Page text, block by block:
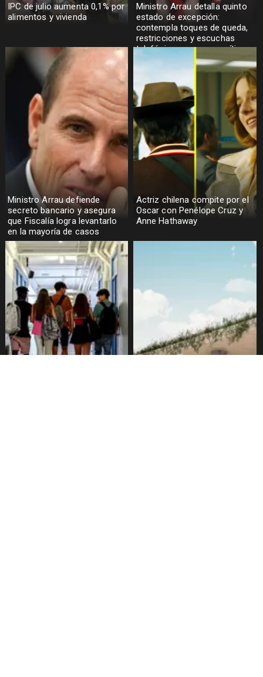
IPC de julio aumenta 0,1% por
alimentos y vivienda
Ministro Arrau detalla quinto
estado de excepción:
contempla toques de queda,
restricciones y escuchas
telefónicas en zonas críticas
Ministro Arrau defiende
secreto bancario y asegura
que Fiscalía logra levantarlo
en la mayoría de casos
Actriz chilena compite por el
Oscar con Penélope Cruz y
Anne Hathaway